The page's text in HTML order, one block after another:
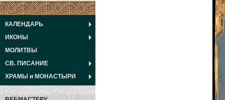
КАЛЕНДАРЬ
ИКОНЫ
МОЛИТВЫ
СВ. ПИСАНИЕ
ХРАМЫ и МОНАСТЫРИ